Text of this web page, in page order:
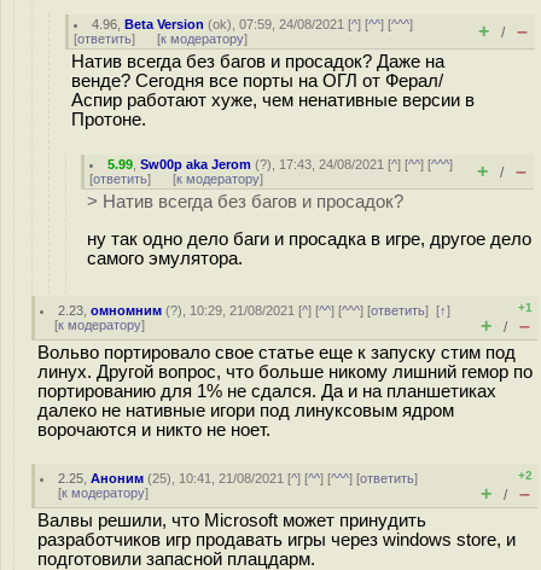
4.96 ,Beta Version (ok), 07:59, 24/08/2021 [^] [^^] [^^^]
[ответить] [к модератору] + / –
Натив всегда без багов и просадок? Даже на
венде? Сегодня все порты на ОГЛ от Ферал/
Аспир работают хуже, чем ненативные версии в
Протоне.
5.99 ,Sw00p aka Jerom (?), 17:43, 24/08/2021 [^] [^^] [^^^]
[ответить] [к модератору] + / –
> Натив всегда без багов и просадок?
ну так одно дело баги и просадка в игре, другое дело
самого эмулятора.
2.23 ,омномним (?), 10:29, 21/08/2021 [^] [^^] [^^^] [ответить][↑]
[к модератору]
+1
+ / –
Вольво портировало свое статье еще к запуску стим под
линух. Другой вопрос, что больше никому лишний гемор по
портированию для 1% не сдался. Да и на планшетиках
далеко не нативные игори под линуксовым ядром
ворочаются и никто не ноет.
2.25 ,Аноним (25), 10:41, 21/08/2021 [^] [^^] [^^^] [ответить]
[к модератору]
+2
+ / –
Валвы решили, что Microsoft может принудить
разработчиков игр продавать игры через windows store, и
подготовили запасной плацдарм.